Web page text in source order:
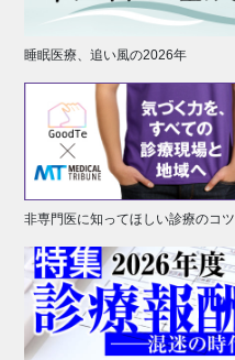
睡眠医療、追い風の2026年
非専門医に知ってほしい診療のコツ